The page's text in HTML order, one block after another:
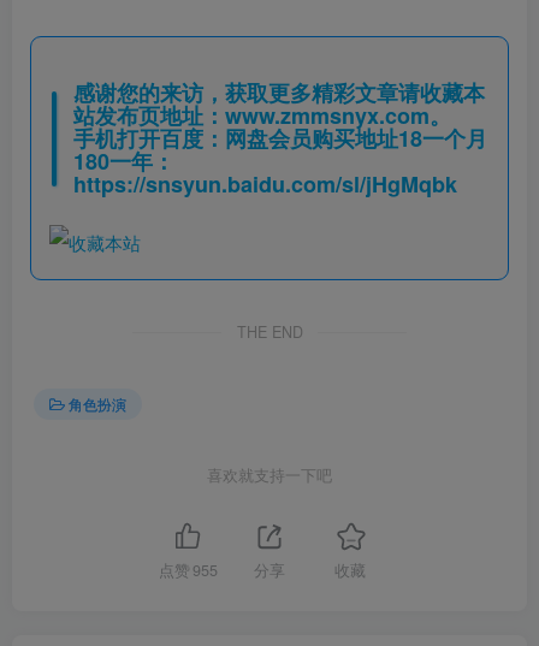
感谢您的来访，获取更多精彩文章请收藏本
站发布页地址： www.zmmsnyx.com。
手机打开百度：网盘会员购买地址18一个月
180一年：
https://snsyun.baidu.com/sl/jHgMqbk
THE END
角色扮演
喜欢就支持一下吧
点赞 955 分享 收藏